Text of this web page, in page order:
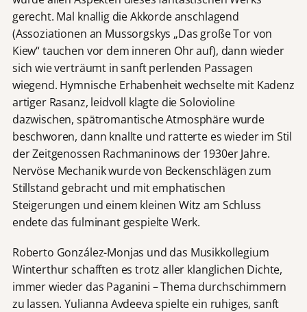
gerecht. Mal knallig die Akkorde anschlagend
(Assoziationen an Mussorgskys „Das große Tor von
Kiew“ tauchen vor dem inneren Ohr auf), dann wieder
sich wie verträumt in sanft perlenden Passagen
wiegend. Hymnische Erhabenheit wechselte mit Kadenz
artiger Rasanz, leidvoll klagte die Solovioline
dazwischen, spätromantische Atmosphäre wurde
beschworen, dann knallte und ratterte es wieder im Stil
der Zeitgenossen Rachmaninows der 1930er Jahre.
Nervöse Mechanik wurde von Beckenschlägen zum
Stillstand gebracht und mit emphatischen
Steigerungen und einem kleinen Witz am Schluss
endete das fulminant gespielte Werk.
Roberto González-Monjas und das Musikkollegium
Winterthur schafften es trotz aller klanglichen Dichte,
immer wieder das Paganini – Thema durchschimmern
zu lassen. Yulianna Avdeeva spielte ein ruhiges, sanft